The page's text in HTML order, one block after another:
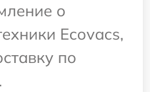
о
Ecovacs,
по